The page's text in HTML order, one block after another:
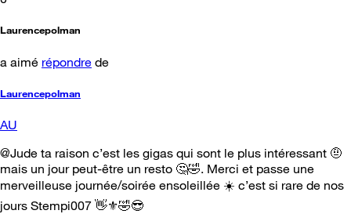
Laurencepolman
a aimé répondre de
Laurencepolman
AU
@Jude ta raison c’est les gigas qui sont le plus intéressant 🤨
mais un jour peut-être un resto 🤔🤣. Merci et passe une
merveilleuse journée/soirée ensoleillée ☀️ c’est si rare de nos
jours Stempi007 👋⚜️🤣😎